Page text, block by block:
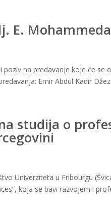
E.
na predavanje koje će
Emir Abdul Kadir
studija o
Univerziteta u Fribourgu
koja se bavi razvojem i